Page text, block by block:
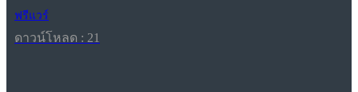
ฟรีแวร์
ดาวน์โหลด : 21